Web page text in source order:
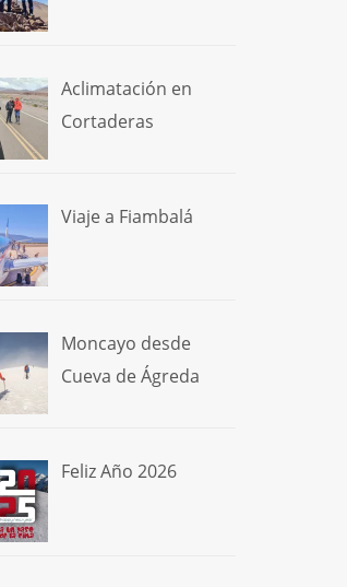
Aclimatación en
Cortaderas
Viaje a Fiambalá
Moncayo desde
Cueva de Ágreda
Feliz Año 2026